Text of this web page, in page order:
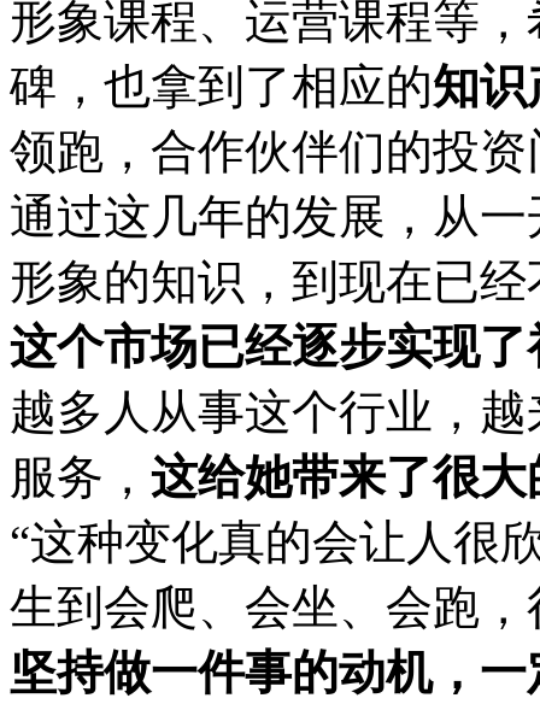
形象课程、运营课程等
碑，也拿到了相应的知识
领跑，合作伙伴们的投
通过这几年的发展，从
形象的知识，到现在已
这个市场已经逐步实现
越多人从事这个行业，
服务， 这给她带来了很
“这种变化真的会让人很
生到会爬、会坐、会跑
坚持做一件事的动机，